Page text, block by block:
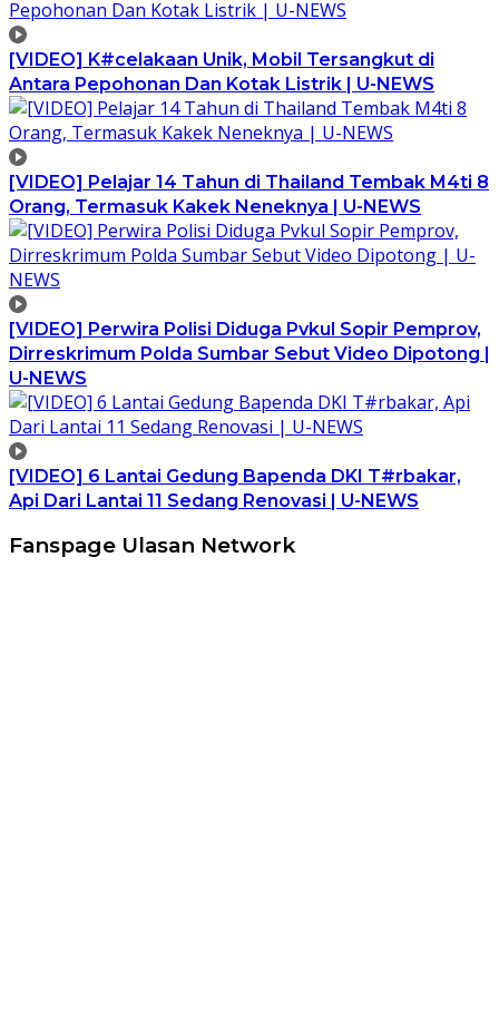
[VIDEO] K#celakaan Unik, Mobil Tersangkut di
Antara Pepohonan Dan Kotak Listrik | U-NEWS
[VIDEO] Pelajar 14 Tahun di Thailand Tembak M4ti 8
Orang, Termasuk Kakek Neneknya | U-NEWS
[VIDEO] Perwira Polisi Diduga Pvkul Sopir Pemprov,
Dirreskrimum Polda Sumbar Sebut Video Dipotong |
U-NEWS
[VIDEO] 6 Lantai Gedung Bapenda DKI T#rbakar,
Api Dari Lantai 11 Sedang Renovasi | U-NEWS
Fanspage Ulasan Network